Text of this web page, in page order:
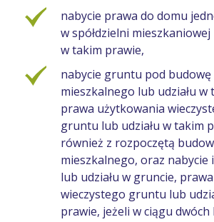
nabycie prawa do domu
w spółdzielni mieszkaniowej
w takim prawie,
nabycie gruntu pod
mieszkalnego lub udziału w
prawa użytkowania
gruntu lub udziału w takim
również z rozpoczętą
mieszkalnego, oraz
lub udziału w gruncie,
wieczystego gruntu lub
prawie, jeżeli w ciągu dwóch